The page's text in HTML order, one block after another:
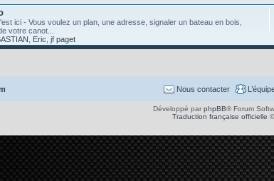
ici - Vous voulez un plan, une adresse, signaler un bateau en bois,
votre canot...
Eric jf paget
Nous contacter
Développé par phpBB® Forum
Traduction française officielle